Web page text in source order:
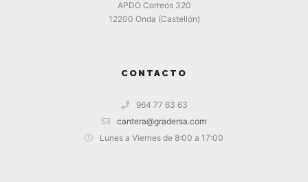
APDO Correos 320
12200 Onda (Castellón)
CONTACTO
964 77 63 63
cantera@gradersa.com
Lunes a Viernes de 8:00 a 17:00